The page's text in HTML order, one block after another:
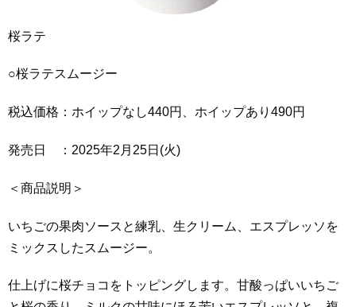
桜ラテ
○桜ラテスムージー
税込価格：ホイップなし440円、ホイップあり490円
発売日 ：2025年2月25日(火)
＜商品説明＞
いちごの果肉ソースと練乳、生クリーム、エスプレッソを
ミックスしたスムージー。
仕上げに桜チョコをトッピングします。甘酸っぱいいちご